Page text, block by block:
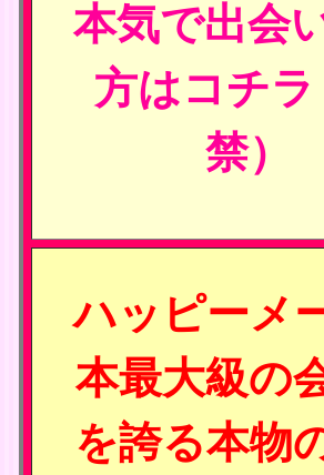
本気で出会
方はコチラ
禁）
ハッピーメ
本最大級の
を誇る本物